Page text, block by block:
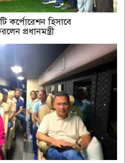
কর্পোরেশন হিসাবে
প্রধানমন্ত্রী